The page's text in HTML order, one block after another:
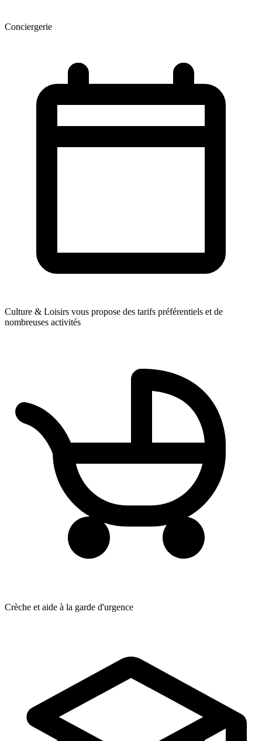
Conciergerie
Culture & Loisirs vous propose des tarifs préférentiels et de
nombreuses activités
Crèche et aide à la garde d'urgence